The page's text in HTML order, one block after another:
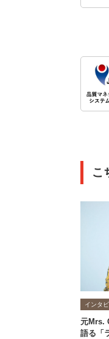
こ
インタ
元Mrs.
語る「